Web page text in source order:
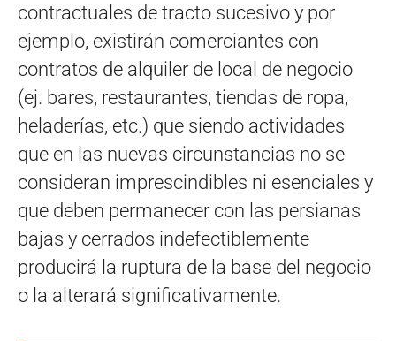
contractuales de tracto sucesivo y por
ejemplo, existirán comerciantes con
contratos de alquiler de local de negocio
(ej. bares, restaurantes, tiendas de ropa,
heladerías, etc.) que siendo actividades
que en las nuevas circunstancias no se
consideran imprescindibles ni esenciales y
que deben permanecer con las persianas
bajas y cerrados indefectiblemente
producirá la ruptura de la base del negocio
o la alterará significativamente.